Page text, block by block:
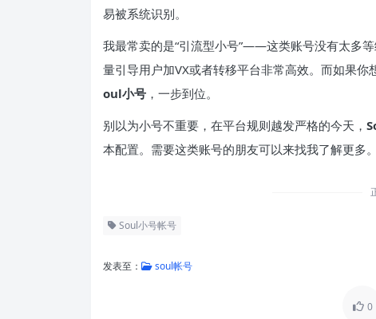
易被系统识别。
我最常卖的是“引流型小号”——这类账号没有太多
量引导用户加VX或者转移平台非常高效。而如果
oul小号 ，一步到位。
别以为小号不重要，在平台规则越发严格的今天，
本配置。需要这类账号的朋友可以来找我了解更多。
Soul小号帐号
发表至： soul帐号
0